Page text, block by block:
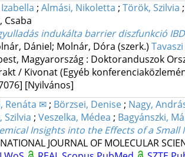
; Almási, Nikoletta ; Török, Szilvia
Csaba
indukálta barrier diszfunkció
Dániel; Molnár, Dóra (szerk.)
Magyarország : Doktoranduszok
/ Kivonat (Egyéb
[Nyilvános]
Renáta ✉ ; Börzsei, Denise ; Nagy,
Szilvia ; Veszelka, Médea ; Bagyánszki,
Insights into the Effects of a
JOURNAL OF MOLECULAR